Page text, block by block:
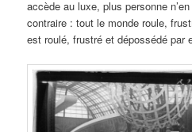
accède au luxe, plus personne
contraire : tout le monde roule,
est roulé, frustré et dépossédé par